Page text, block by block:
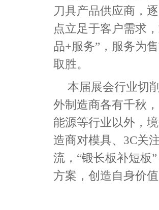
刀具产品供应商，
点立足于客户需求
品+服务”，服务为
取胜。
本届展会行业切
外制造商各有千秋
能源等行业以外，
造商对模具、 3C关
流，“锻长板补短板
方案，创造自身价